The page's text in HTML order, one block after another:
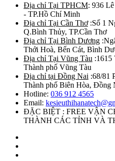
Địa chỉ Tại TPHCM: 936
- TP.Hồ Chí Minh
Địa chỉ Tại Cần Thơ:Số 1
Q.Bình Thủy, TP.Cần Thơ
Địa chỉ Tại Bình Dương
Thới Hoà, Bến Cát, Bình
Địa chỉ Tại Vũng Tàu :1615
Thành phố Vũng Tàu
Địa chỉ tại Đồng Nai :68/81
Thành phố Biên Hòa, Đồng
Hotline: 036 912 4565
Email:
ĐẶC BIỆT : FREE VẬN
THÀNH CÁC TỈNH VÀ